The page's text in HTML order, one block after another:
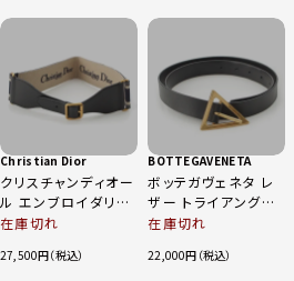
Christian Dior
クリスチャンディオー
ル エンブロイダリー
シグネチャー ベルト
ー 80
在庫切れ
27,500
BOTTEGAVENETA
ボッテガヴェネタ レ
ザー トライアングル
ベルト ブラック
在庫切れ
22,000